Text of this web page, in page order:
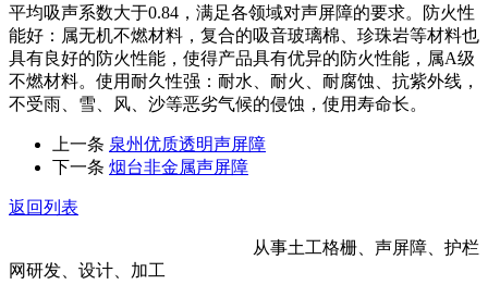
平均吸声系数大于0.84，满足各领域对声屏障的要求。防火性
能好：属无机不燃材料，复合的吸音玻璃棉、珍珠岩等材料也
具有良好的防火性能，使得产品具有优异的防火性能，属A级
不燃材料。使用耐久性强：耐水、耐火、耐腐蚀、抗紫外线，
不受雨、雪、风、沙等恶劣气候的侵蚀，使用寿命长。
上一条 泉州优质透明声屏障
下一条 烟台非金属声屏障
返回列表
从事土工格栅、声屏障、护栏
网研发、设计、加工